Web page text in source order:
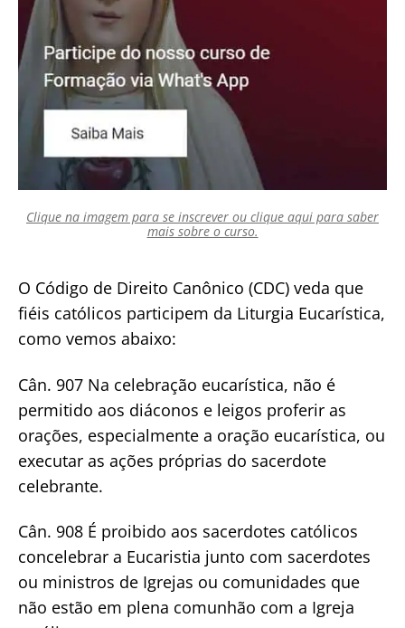
Clique na imagem para se inscrever ou clique aqui para saber
mais sobre o curso.
O Código de Direito Canônico (CDC) veda que
fiéis católicos participem da Liturgia Eucarística,
como vemos abaixo:
Cân. 907 Na celebração eucarística, não é
permitido aos diáconos e leigos proferir as
orações, especialmente a oração eucarística, ou
executar as ações próprias do sacerdote
celebrante.
Cân. 908 É proibido aos sacerdotes católicos
concelebrar a Eucaristia junto com sacerdotes
ou ministros de Igrejas ou comunidades que
não estão em plena comunhão com a Igreja